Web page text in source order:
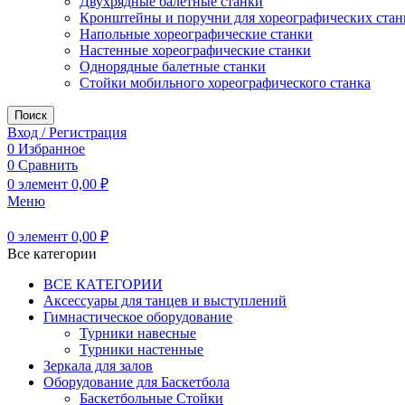
Кронштейны и поручни для хореографических
Напольные хореографические станки
Настенные хореографические станки
Однорядные балетные станки
Стойки мобильного хореографического станка
Поиск
Вход / Регистрация
0 Избранное
0 Сравнить
0 элемент 0,00 ₽
Меню
0 элемент 0,00 ₽
Все категории
ВСЕ КАТЕГОРИИ
Аксессуары для танцев и выступлений
Гимнастическое оборудование
Турники навесные
Турники настенные
Зеркала для залов
Оборудование для Баскетбола
Баскетбольные Стойки